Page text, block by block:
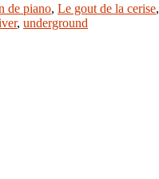
de piano, Le gout de la cerise,
, underground